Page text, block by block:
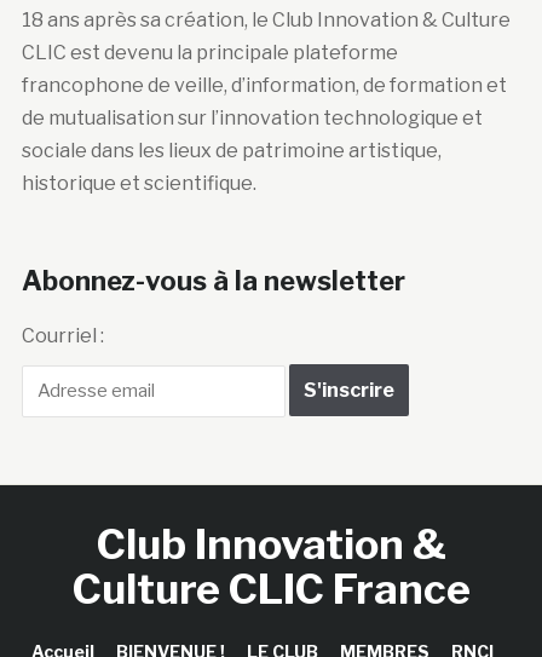
18 ans après sa création, le Club Innovation & Culture
CLIC est devenu la principale plateforme
francophone de veille, d’information, de formation et
de mutualisation sur l’innovation technologique et
sociale dans les lieux de patrimoine artistique,
historique et scientifique.
Abonnez-vous à la newsletter
Courriel :
Club Innovation &
Culture CLIC France
Accueil BIENVENUE ! LE CLUB MEMBRES RNCI